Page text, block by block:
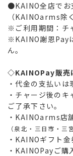
●KAINO全店でお
（KAINOarms除
※ご利用期間：チ
※KAINO謝恩Pay
ん。
◇KAINOPay販売
・代金の支払いは
・チャージ後の
ご了承下さい。
・KAINOarms店
（泉北・三日市・三
・KAINOギフト
・KAINOPayご購